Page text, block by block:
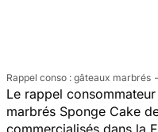
Rappel conso : gâteaux marbrés
Le rappel
marbrés Sponge Cake
commercialisés dans la